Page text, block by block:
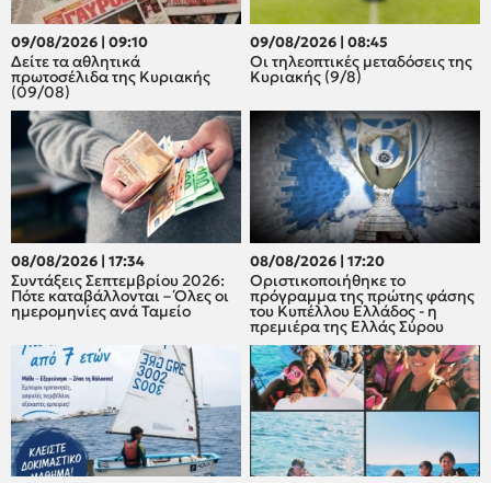
09/08/2026 | 09:10
Δείτε τα αθλητικά
πρωτοσέλιδα της Κυριακής
(09/08)
09/08/2026 | 08:45
Οι τηλεοπτικές μεταδόσεις της
Κυριακής (9/8)
08/08/2026 | 17:34
Συντάξεις Σεπτεμβρίου 2026:
Πότε καταβάλλονται – Όλες οι
ημερομηνίες ανά Ταμείο
08/08/2026 | 17:20
Οριστικοποιήθηκε το
πρόγραμμα της πρώτης φάσης
του Κυπέλλου Ελλάδος - η
πρεμιέρα της Ελλάς Σύρου